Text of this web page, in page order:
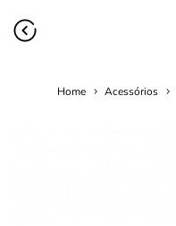
Home Acessórios